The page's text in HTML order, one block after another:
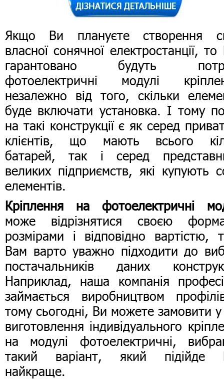
Якщо Ви плануєте створення
власної сонячної електростанції,
гарантовано будуть
фотоелектричні модулі
незалежно від того, скільки
буде включати установка. І тому
на такі конструкції є як серед
клієнтів, що мають всього
батарей, так і серед
великих підприємств, які купують
елементів.
Кріплення на фотоелектричні
може відрізнятися своєю
розмірами і відповідно вартістю,
Вам варто уважно підходити до
постачальників даних
Наприклад, наша компанія
займається виробництвом
тому сьогодні, Ви можете замовити
виготовлення індивідуального
на модулі фотоелектричні,
такий варіант, який підійде
найкраще.